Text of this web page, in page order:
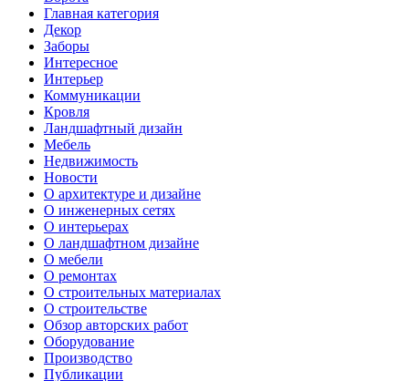
Главная категория
Декор
Заборы
Интересное
Интерьер
Коммуникации
Кровля
Ландшафтный дизайн
Мебель
Недвижимость
Новости
О архитектуре и дизайне
О инженерных сетях
О интерьерах
О ландшафтном дизайне
О мебели
О ремонтах
О строительных материалах
О строительстве
Обзор авторских работ
Оборудование
Производство
Публикации